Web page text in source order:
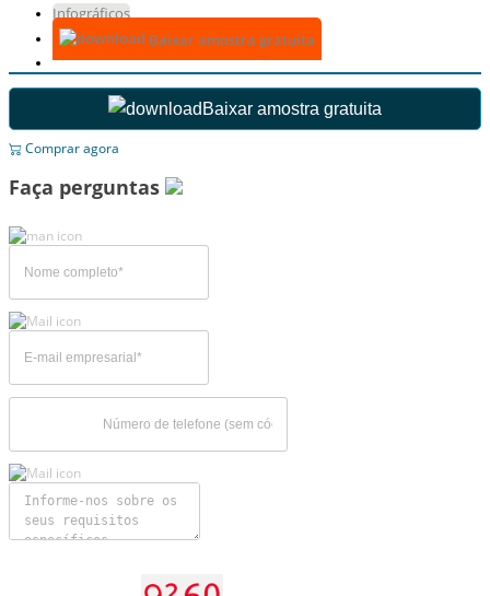
Infográficos
Baixar amostra gratuita
Baixar amostra gratuita
Comprar agora
Faça perguntas